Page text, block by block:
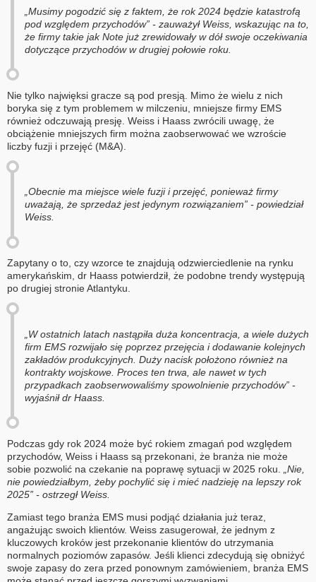
„Musimy pogodzić się z faktem, że rok 2024 będzie katastrofą
pod względem przychodów” - zauważył Weiss, wskazując na to,
że firmy takie jak Note już zrewidowały w dół swoje oczekiwania
dotyczące przychodów w drugiej połowie roku.
Nie tylko najwięksi gracze są pod presją. Mimo że wielu z nich
boryka się z tym problemem w milczeniu, mniejsze firmy EMS
również odczuwają presję. Weiss i Haass zwrócili uwagę, że
obciążenie mniejszych firm można zaobserwować we wzroście
liczby fuzji i przejęć (M&A).
„Obecnie ma miejsce wiele fuzji i przejęć, ponieważ firmy
uważają, że sprzedaż jest jedynym rozwiązaniem” - powiedział
Weiss.
Zapytany o to, czy wzorce te znajdują odzwierciedlenie na rynku
amerykańskim, dr Haass potwierdził, że podobne trendy występują
po drugiej stronie Atlantyku.
„W ostatnich latach nastąpiła duża koncentracja, a wiele dużych
firm EMS rozwijało się poprzez przejęcia i dodawanie kolejnych
zakładów produkcyjnych. Duży nacisk położono również na
kontrakty wojskowe. Proces ten trwa, ale nawet w tych
przypadkach zaobserwowaliśmy spowolnienie przychodów” -
wyjaśnił dr Haass.
Podczas gdy rok 2024 może być rokiem zmagań pod względem
przychodów, Weiss i Haass są przekonani, że branża nie może
sobie pozwolić na czekanie na poprawę sytuacji w 2025 roku.
„Nie,
nie powiedziałbym, żeby pochylić się i mieć nadzieję na lepszy rok
2025” - ostrzegł Weiss.
Zamiast tego branża EMS musi podjąć działania już teraz,
angażując swoich klientów. Weiss zasugerował, że jednym z
kluczowych kroków jest przekonanie klientów do utrzymania
normalnych poziomów zapasów. Jeśli klienci zdecydują się obniżyć
swoje zapasy do zera przed ponownym zamówieniem, branża EMS